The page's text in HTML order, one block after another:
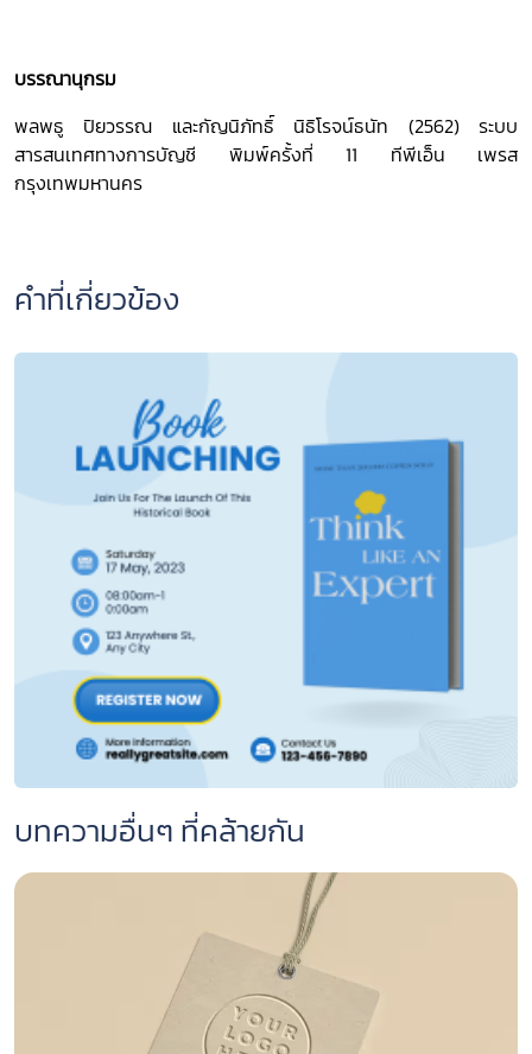
บรรณานุกรม
พลพธู ปิยวรรณ และกัญนิภัทธิ์ นิธิโรจน์ธนัท (2562) ระบบ
สารสนเทศทางการบัญชี พิมพ์ครั้งที่ 11 ทีพีเอ็น เพรส
กรุงเทพมหานคร
คำที่เกี่ยวข้อง
บทความอื่นๆ ที่คล้ายกัน